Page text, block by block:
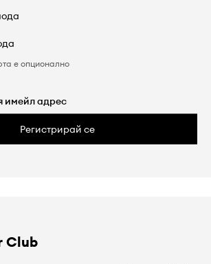
е опционално
Регистрирай се
Club